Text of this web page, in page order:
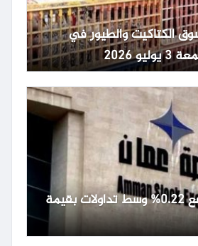
الكتاكيت والطيور في
2026
بورصة عمان ترتفع 0.22% وسط تداولات بقيمة